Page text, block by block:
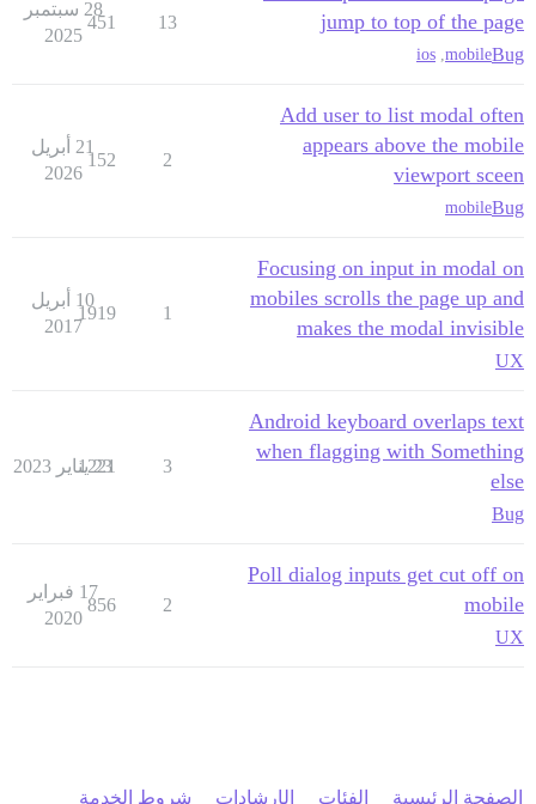
jump to top of the page
Bug
mobile
,
ios
13
451
28 سبتمبر
2025
Add user to list modal often
appears above the mobile
viewport sceen
Bug
mobile
2
152
21 أبريل
2026
Focusing on input in modal on
mobiles scrolls the page up and
makes the modal invisible
UX
1
1919
10 أبريل
2017
Android keyboard overlaps text
when flagging with Something
else
Bug
3
1221
23 يناير 2023
Poll dialog inputs get cut off on
mobile
UX
2
856
17 فبراير
2020
الصفحة الرئيسية الفئات الإرشادات شروط الخدمة